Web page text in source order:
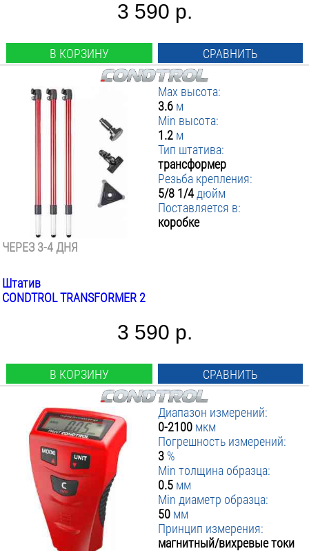
3 590 р.
В КОРЗИНУ СРАВНИТЬ
Max высота:
3.6 м
Min высота:
1.2 м
Тип штатива:
трансформер
Резьба крепления:
5/8 1/4 дюйм
Поставляется в:
коробке
ЧЕРЕЗ 3-4 ДНЯ
Штатив
CONDTROL TRANSFORMER 2
3 590 р.
В КОРЗИНУ СРАВНИТЬ
Диапазон измерений:
0-2100 мкм
Погрешность измерений:
3 %
Min толщина образца:
0.5 мм
Min диаметр образца:
50 мм
Принцип измерения:
магнитный/вихревые токи